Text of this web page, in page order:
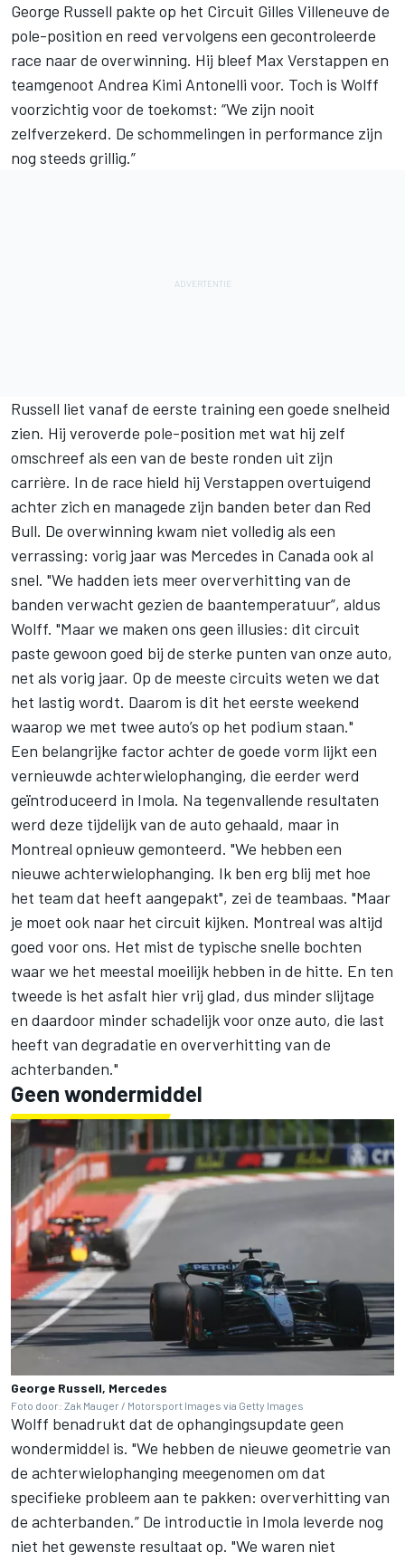
George Russell pakte op het Circuit Gilles Villeneuve de
pole-position en reed vervolgens een gecontroleerde
race naar de overwinning. Hij bleef Max Verstappen en
teamgenoot Andrea Kimi Antonelli voor. Toch is Wolff
voorzichtig voor de toekomst: “We zijn nooit
zelfverzekerd. De schommelingen in performance zijn
nog steeds grillig.”
Russell liet vanaf de eerste training een goede snelheid
zien. Hij veroverde pole-position met wat hij zelf
omschreef als een van de beste ronden uit zijn
carrière. In de race hield hij Verstappen overtuigend
achter zich en managede zijn banden beter dan Red
Bull. De overwinning kwam niet volledig als een
verrassing: vorig jaar was Mercedes in Canada ook al
snel. "We hadden iets meer oververhitting van de
banden verwacht gezien de baantemperatuur”, aldus
Wolff. "Maar we maken ons geen illusies: dit circuit
paste gewoon goed bij de sterke punten van onze auto,
net als vorig jaar. Op de meeste circuits weten we dat
het lastig wordt. Daarom is dit het eerste weekend
waarop we met twee auto’s op het podium staan."
Een belangrijke factor achter de goede vorm lijkt een
vernieuwde achterwielophanging, die eerder werd
geïntroduceerd in Imola. Na tegenvallende resultaten
werd deze tijdelijk van de auto gehaald, maar in
Montreal opnieuw gemonteerd. "We hebben een
nieuwe achterwielophanging. Ik ben erg blij met hoe
het team dat heeft aangepakt", zei de teambaas. "Maar
je moet ook naar het circuit kijken. Montreal was altijd
goed voor ons. Het mist de typische snelle bochten
waar we het meestal moeilijk hebben in de hitte. En ten
tweede is het asfalt hier vrij glad, dus minder slijtage
en daardoor minder schadelijk voor onze auto, die last
heeft van degradatie en oververhitting van de
achterbanden."
Geen wondermiddel
George Russell, Mercedes
Foto door: Zak Mauger / Motorsport Images via Getty Images
Wolff benadrukt dat de ophangingsupdate geen
wondermiddel is. "We hebben de nieuwe geometrie van
de achterwielophanging meegenomen om dat
specifieke probleem aan te pakken: oververhitting van
de achterbanden.” De introductie in Imola leverde nog
niet het gewenste resultaat op. "We waren niet